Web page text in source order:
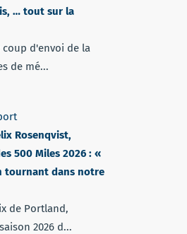
… tout sur la
coup d'envoi de la
de mé...
Rosenqvist,
500 Miles 2026 : «
tournant dans notre
de Portland,
2026 d...